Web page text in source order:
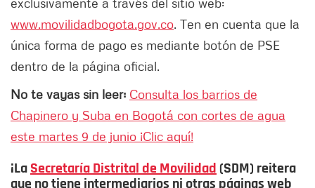
www.movilidadbogota.gov.co. Ten en cuenta que la
única forma de pago es mediante botón de PSE
dentro de la página oficial.
No te vayas sin leer: Consulta los barrios de
Chapinero y Suba en Bogotá con cortes de agua
este martes 9 de junio ¡Clic aquí!
¡LaSecretaría Distrital de Movilidad(SDM) reitera
que no tiene intermediarios ni otras páginas web